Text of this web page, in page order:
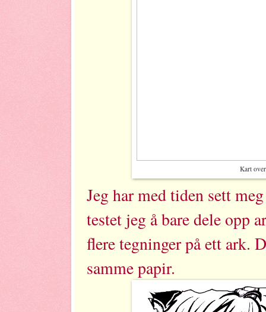
Kart
Jeg har med tiden sett
testet jeg å bare dele opp
flere tegninger på ett ark.
samme papir.